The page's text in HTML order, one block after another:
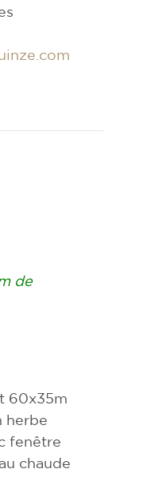
de
60x35m
herbe
fenêtre
chaude